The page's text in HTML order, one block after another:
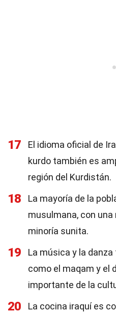
17
El idioma oficial de
kurdo también es
región del Kurdistán.
18
La mayoría de la
musulmana, con
minoría sunita.
19
La música y la
como el maqam y el
importante de la
20
La cocina iraquí es